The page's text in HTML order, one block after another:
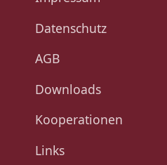
Datenschutz
AGB
Downloads
Kooperationen
Links